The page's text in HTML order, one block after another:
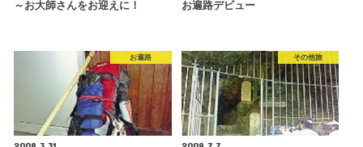
～お大師さんをお迎えに！
お遍路デビュー
お遍路 その他旅